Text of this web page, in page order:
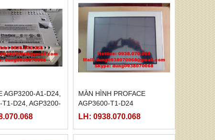
AGP3200-A1-D24,
T1-D24, AGP3200-
MÀN HÌNH PROFACE
AGP3600-T1-D24
LH: 0938.070.068